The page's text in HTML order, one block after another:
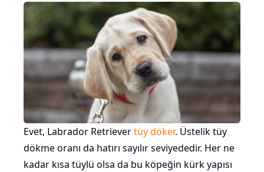
Evet, Labrador Retrievertüy döker. Üstelik tüy
dökme oranı da hatırı sayılır seviyededir. Her ne
kadar kısa tüylü olsa da bu köpeğin kürk yapısı